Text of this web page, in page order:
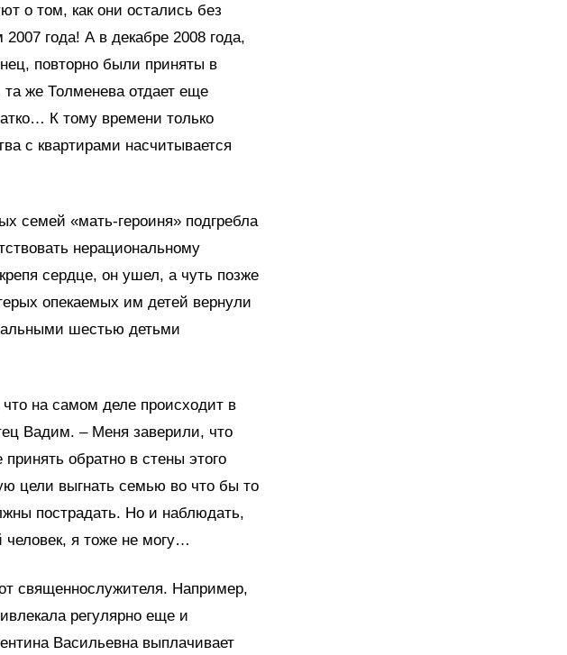
о том, как они остались без
года! А в декабре 2008 года,
повторно были приняты в
же Толменева отдает еще
К тому времени только
с квартирами насчитывается
семей «мать-героиня» подгребла
нерациональному
сердце, он ушел, а чуть позже
опекаемых им детей вернули
шестью детьми
на самом деле происходит в
Вадим. – Меня заверили, что
обратно в стены этого
цели выгнать семью во что бы то
пострадать. Но и наблюдать,
человек, я тоже не могу…
священнослужителя. Например,
регулярно еще и
Васильевна выплачивает